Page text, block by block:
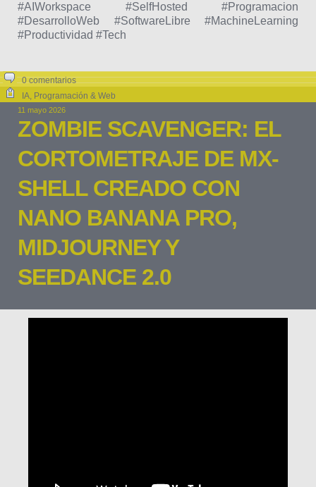
#AIWorkspace #SelfHosted #Programacion
#DesarrolloWeb #SoftwareLibre #MachineLearning
#Productividad #Tech
0 comentarios
IA, Programación & Web
11 mayo 2026
ZOMBIE SCAVENGER: EL
CORTOMETRAJE DE MX-
SHELL CREADO CON
NANO BANANA PRO,
MIDJOURNEY Y
SEEDANCE 2.0